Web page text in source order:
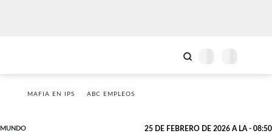
MAFIA EN IPS ABC EMPLEOS
MUNDO 25 DE FEBRERO DE 2026 A LA - 08:50